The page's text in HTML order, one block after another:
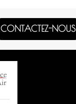
CONTACTEZ-NOUS